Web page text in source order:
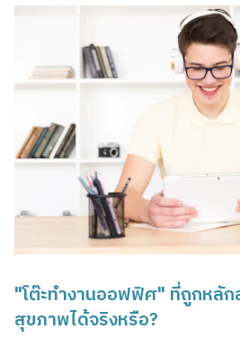
"โต๊ะทำงานออฟฟิศ" ที่ถูกหลั
สุขภาพได้จริงหรือ?